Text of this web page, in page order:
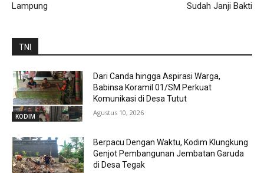
Lampung
Sudah Janji Bakti
TNI
KODIM
Dari Canda hingga Aspirasi Warga,
Babinsa Koramil 01/SM Perkuat
Komunikasi di Desa Tutut
Agustus 10, 2026
Berpacu Dengan Waktu, Kodim Klungkung
Genjot Pembangunan Jembatan Garuda
di Desa Tegak